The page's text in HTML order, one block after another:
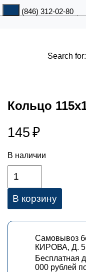
+7 (846) 312-02-80
Search for:
Кольцо
145 ₽
В наличии
В корзину
Самовывоз
КИРОВА, Д. 5
Бесплатная
000 рублей